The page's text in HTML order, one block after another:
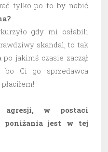
tylko po to by nabić
gdy mi osłabili
skandal, to tak
po jakimś czasie zaczął
Ci go sprzedawca
agresji, w postaci
poniżania jest w tej